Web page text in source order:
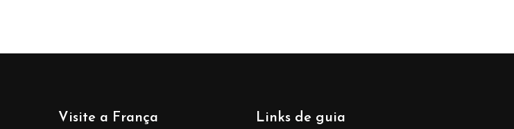
Visite a França Links de guia